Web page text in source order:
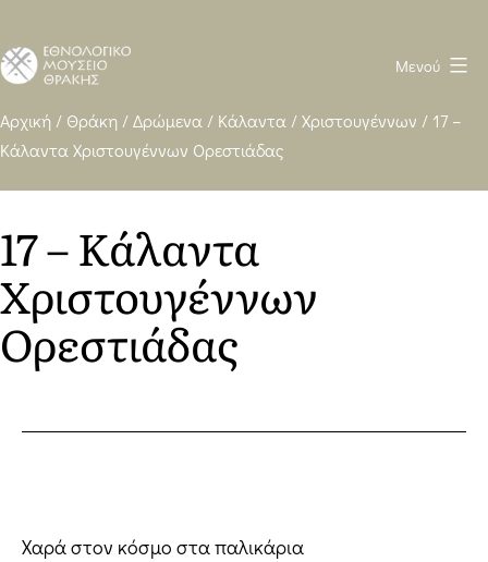
Ethnological
Museum
of
WP
heavy
Μενού
Αρχική / Θράκη /Δρώμενα / Κάλαντα /Χριστουγέννων / 17 –
Κάλαντα Χριστουγέννων Ορεστιάδας
17 – Κάλαντα
Χριστουγέννων
Ορεστιάδας
Χαρά στον κόσμο στα παλικάρια